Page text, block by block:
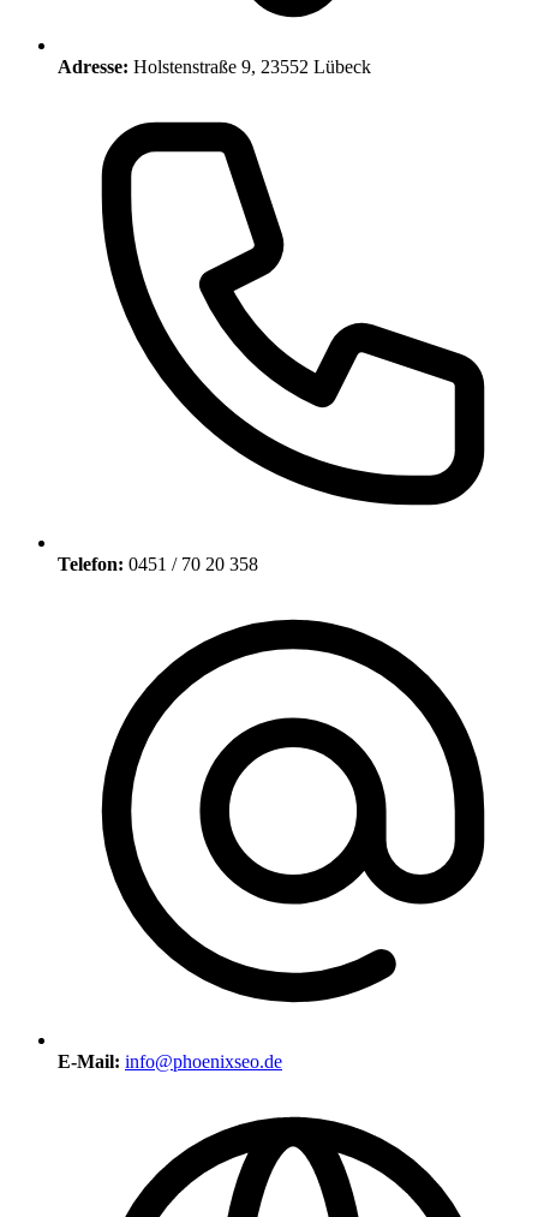
Adresse: Holstenstraße 9, 23552 Lübeck
Telefon: 0451 / 70 20 358
E-Mail: info@phoenixseo.de